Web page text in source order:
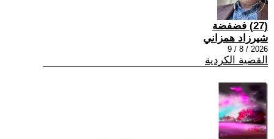
(27) فضفضة
شيرزاد همزاني
2026 / 8 / 9
القضية الكردية